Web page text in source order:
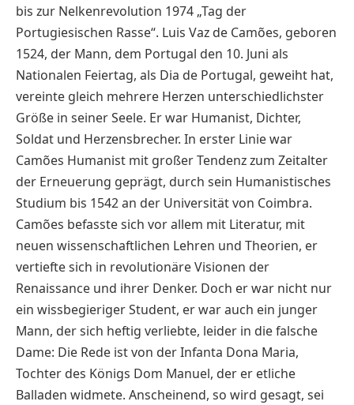
bis zur Nelkenrevolution 1974 „Tag der
Portugiesischen Rasse“. Luis Vaz de Camões, geboren
1524, der Mann, dem Portugal den 10. Juni als
Nationalen Feiertag, als Dia de Portugal, geweiht hat,
vereinte gleich mehrere Herzen unterschiedlichster
Größe in seiner Seele. Er war Humanist, Dichter,
Soldat und Herzensbrecher. In erster Linie war
Camões Humanist mit großer Tendenz zum Zeitalter
der Erneuerung geprägt, durch sein Humanistisches
Studium bis 1542 an der Universität von Coimbra.
Camões befasste sich vor allem mit Literatur, mit
neuen wissenschaftlichen Lehren und Theorien, er
vertiefte sich in revolutionäre Visionen der
Renaissance und ihrer Denker. Doch er war nicht nur
ein wissbegieriger Student, er war auch ein junger
Mann, der sich heftig verliebte, leider in die falsche
Dame: Die Rede ist von der Infanta Dona Maria,
Tochter des Königs Dom Manuel, der er etliche
Balladen widmete. Anscheinend, so wird gesagt, sei